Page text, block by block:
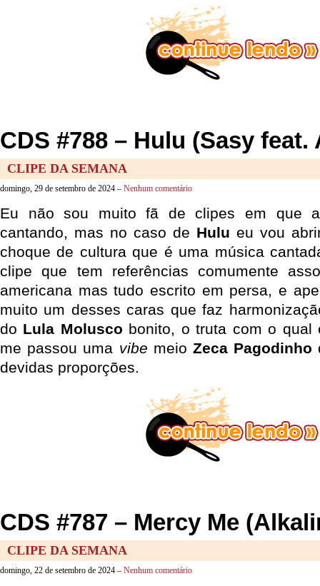
CDS #788 – Hulu (Sasy feat.
CLIPE DA SEMANA
domingo, 29 de setembro de 2024 – Nenhum comentário
Eu não sou muito fã de clipes em que
cantando, mas no caso de Hulu eu vou
choque de cultura que é uma música
clipe que tem referências comumente
americana mas tudo escrito em persa, e
muito um desses caras que faz
do Lula Molusco bonito, o truta com o
me passou uma vibe meioZeca Pagodinho
devidas proporções.
CDS #787 – Mercy Me
CLIPE DA SEMANA
domingo, 22 de setembro de 2024 – Nenhum comentário